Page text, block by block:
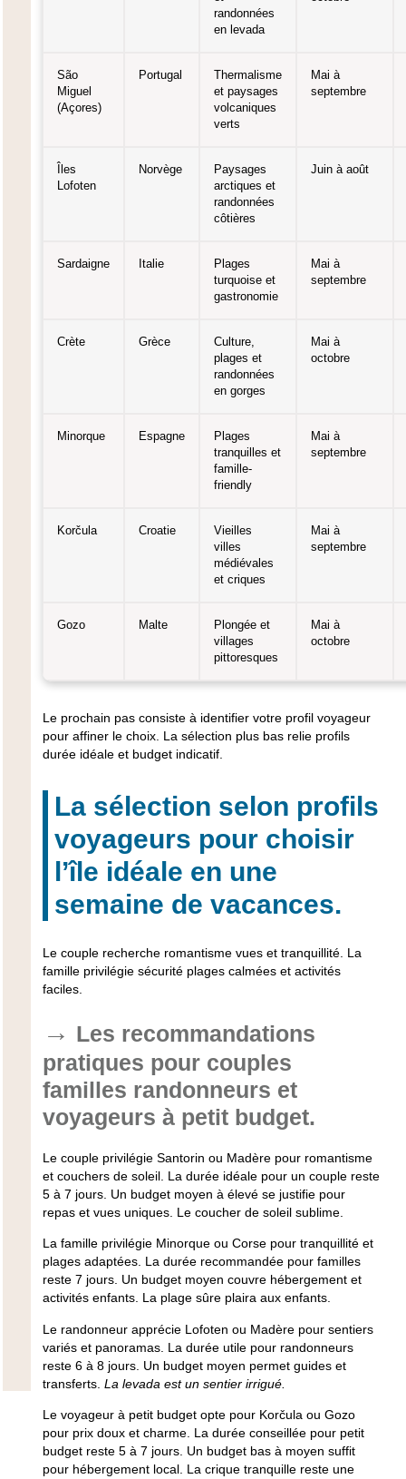
randonnées
en levada
São
Miguel
(Açores)
Portugal
Thermalisme
et paysages
volcaniques
verts
Mai à
septembre
Îles
Lofoten
Norvège
Paysages
arctiques et
randonnées
côtières
Juin à août
Sardaigne Italie
Plages
turquoise et
gastronomie
Mai à
septembre
Crète Grèce
Culture,
plages et
randonnées
en gorges
Mai à
octobre
Minorque Espagne
Plages
tranquilles et
famille-
friendly
Mai à
septembre
Korčula Croatie
Vieilles
villes
médiévales
et criques
Mai à
septembre
Gozo Malte
Plongée et
villages
pittoresques
Mai à
octobre
Le prochain pas consiste à identifier votre profil voyageur
pour affiner le choix. La sélection plus bas relie profils
durée idéale et budget indicatif.
La sélection selon profils
voyageurs pour choisir
l’île idéale en une
semaine de vacances.
Le couple recherche romantisme vues et tranquillité. La
famille privilégie sécurité plages calmées et activités
faciles.
Les recommandations
pratiques pour couples
familles randonneurs et
voyageurs à petit budget.
Le couple privilégie Santorin ou Madère pour romantisme
et couchers de soleil. La durée idéale pour un couple reste
5 à 7 jours. Un budget moyen à élevé se justifie pour
repas et vues uniques. Le coucher de soleil sublime.
La famille privilégie Minorque ou Corse pour tranquillité et
plages adaptées. La durée recommandée pour familles
reste 7 jours. Un budget moyen couvre hébergement et
activités enfants. La plage sûre plaira aux enfants.
Le randonneur apprécie Lofoten ou Madère pour sentiers
variés et panoramas. La durée utile pour randonneurs
reste 6 à 8 jours. Un budget moyen permet guides et
transferts. La levada est un sentier irrigué.
Le voyageur à petit budget opte pour Korčula ou Gozo
pour prix doux et charme. La durée conseillée pour petit
budget reste 5 à 7 jours. Un budget bas à moyen suffit
pour hébergement local. La crique tranquille reste une